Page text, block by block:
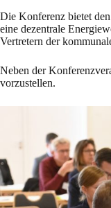
Die Konferenz bietet
eine dezentrale
Vertretern der
Neben der
vorzustellen.